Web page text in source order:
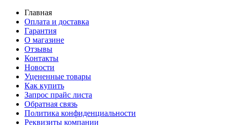
Главная
Оплата и доставка
Гарантия
О магазине
Отзывы
Контакты
Новости
Уцененные товары
Как купить
Запрос прайс листа
Обратная связь
Политика конфиденциальности
Реквизиты компании